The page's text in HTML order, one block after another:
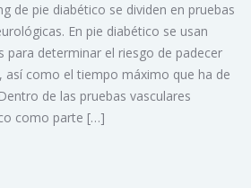
de pie diabético se dividen en pruebas
En pie diabético se usan
para determinar el riesgo de padecer
así como el tiempo máximo que ha de
de las pruebas vasculares
como parte […]